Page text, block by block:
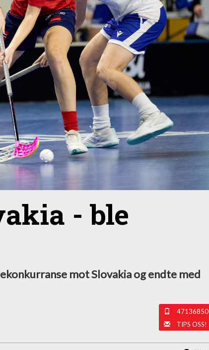
- ble
mot Slovakia og endte med
47136850
TIPS OSS!